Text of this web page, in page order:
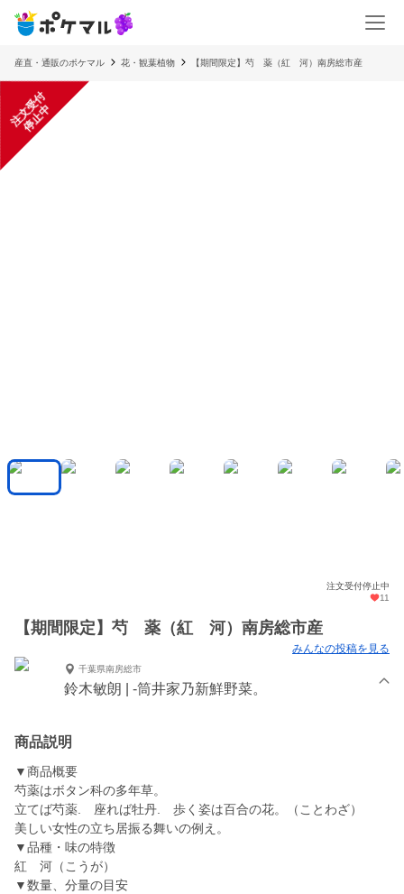
産直・通販のポケマル 花・観葉植物 【期間限定】芍 薬（紅 河）南房総市産
注
文
受
付
停
止
中
注文受付停止中
11
【期間限定】芍 薬（紅 河）南房総市産
みんなの投稿を見る
千葉県南房総市
鈴木敏朗 | -筒井家乃新鮮野菜。
商品説明
▼商品概要
芍薬はボタン科の多年草。
立てば芍薬. 座れば牡丹. 歩く姿は百合の花。（ことわざ）
美しい女性の立ち居振る舞いの例え。
▼品種・味の特徴
紅 河（こうが）
▼数量、分量の目安